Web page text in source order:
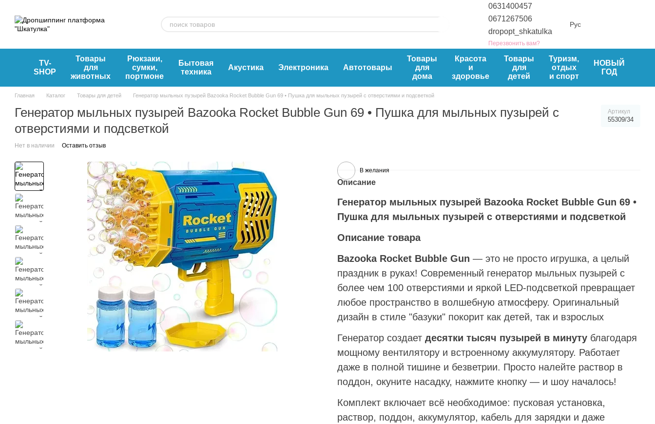
0631400457
0671267506
dropopt_shkatulka
Перезвонить вам?
Рус
TV-
SHOP
Товары
для
животных
Рюкзаки,
сумки,
портмоне
Бытовая
техника
Акустика Электроника Автотовары
Товары
для
дома
Красота
и
здоровье
Товары
для
детей
Туризм,
отдых
и спорт
НОВЫЙ
ГОД
Главная Каталог Товары для детей Генератор мыльных пузырей Bazooka Rocket Bubble Gun 69 • Пушка для мыльных пузырей с отверстиями и подсветкой
Генератор мыльных пузырей Bazooka Rocket Bubble Gun 69 • Пушка для мыльных пузырей с
отверстиями и подсветкой
Артикул
55309/34
Нет в наличии Оставить отзыв
В желания
Описание
Генератор мыльных пузырей Bazooka Rocket Bubble Gun 69 •
Пушка для мыльных пузырей с отверстиями и подсветкой
Описание товара
Bazooka Rocket Bubble Gun — это не просто игрушка, а целый
праздник в руках! Современный генератор мыльных пузырей с
более чем 100 отверстиями и яркой LED-подсветкой превращает
любое пространство в волшебную атмосферу. Оригинальный
дизайн в стиле "базуки" покорит как детей, так и взрослых
Генератор создает десятки тысяч пузырей в минуту благодаря
мощному вентилятору и встроенному аккумулятору. Работает
даже в полной тишине и безветрии. Просто налейте раствор в
поддон, окуните насадку, нажмите кнопку — и шоу началось!
Комплект включает всё необходимое: пусковая установка,
раствор, поддон, аккумулятор, кабель для зарядки и даже